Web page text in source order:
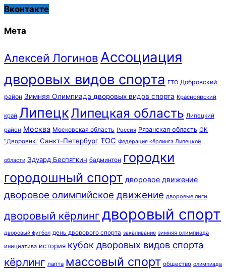
Вконтакте
Мета
Алексей Логинов Ассоциация
дворовых видов спорта ГТО Добровский
район Зимняя Олимпиада дворовых видов спорта Красноярский
край ЛипецкЛипецкая область Липецкий
район Москва Московская область Россия Рязанская область СК
"Дворовик" Санкт-Петербург ТОС Федерация кёрлинга Липецкой
области Эдуард Беспяткин бадминтон городки
городошный спорт дворовое движение
дворовое олимпийское движение дворовые лиги
дворовый кёрлинг дворовый спорт
дворовый футбол день дворового спорта закаливание зимняя олимпиада
инициатива история кубок дворовых видов спорта
кёрлинг лапта массовый спорт общество олимпиада